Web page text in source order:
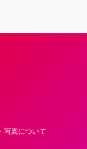
写真について